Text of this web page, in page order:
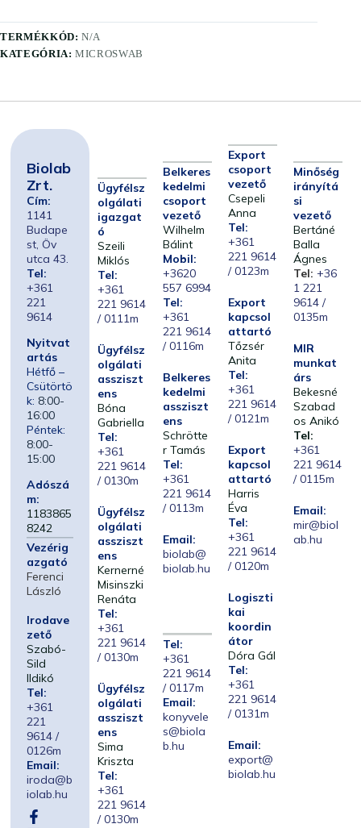
TERMÉKKÓD:N/A
KATEGÓRIA:MICROSWAB
Biolab
Zrt.
Cím:
1141
Budape
st, Öv
utca 43.
Tel:
+361
221
9614
Nyitvat
artás
Hétfő –
Csütörtö
k: 8:00-
16:00
Péntek:
8:00-
15:00
Adószá
m:
1183865
8242
Vezérig
azgató
Ferenci
László
Irodave
zető
Szabó-
Sild
Ildikó
Tel:
+361
221
9614 /
0126m
Email:
iroda@b
iolab.hu
Ügyfélsz
olgálati
igazgat
ó
Szeili
Miklós
Tel:
+361
221 9614
/ 0111m
Ügyfélsz
olgálati
assziszt
ens
Bóna
Gabriella
Tel:
+361
221 9614
/ 0130m
Ügyfélsz
olgálati
assziszt
ens
Kernerné
Misinszki
Renáta
Tel:
+361
221 9614
/ 0130m
Ügyfélsz
olgálati
assziszt
ens
Sima
Kriszta
Tel:
+361
221 9614
/ 0130m
Belkeres
kedelmi
csoport
vezető
Wilhelm
Bálint
Mobil:
+3620
557 6994
Tel:
+361
221 9614
/ 0116m
Belkeres
kedelmi
assziszt
ens
Schrötte
r Tamás
Tel:
+361
221 9614
/ 0113m
Email:
biolab@
biolab.hu
Tel:
+361
221 9614
/ 0117m
Email:
konyvele
s@biola
b.hu
Export
csoport
vezető
Csepeli
Anna
Tel:
+361
221 9614
/ 0123m
Export
kapcsol
attartó
Tőzsér
Anita
Tel:
+361
221 9614
/ 0121m
Export
kapcsol
attartó
Harris
Éva
Tel:
+361
221 9614
/ 0120m
Logiszti
kai
koordin
átor
Dóra Gál
Tel:
+361
221 9614
/ 0131m
Email:
export@
biolab.hu
Minőség
irányítá
si
vezető
Bertáné
Balla
Ágnes
Tel: +36
1 221
9614 /
0135m
MIR
munkat
árs
Bekesné
Szabad
os Anikó
Tel:
+361
221 9614
/ 0115m
Email:
mir@biol
ab.hu